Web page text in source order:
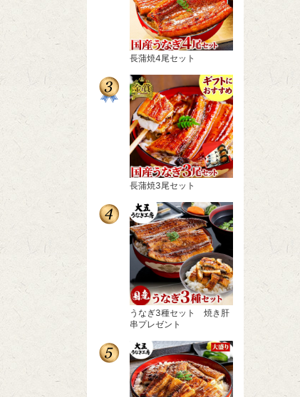
長蒲焼4尾セット
長蒲焼3尾セット
うなぎ3種セット 焼き肝
串プレゼント